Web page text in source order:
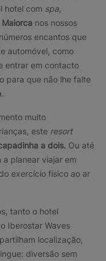
hotel com spa
nos nossos
encantos que
automóvel, como
entrar em contacto
para que não lhe falte
muito
este resort
a dois. Ou até
planear viajar em
exercício físico ao ar
tanto o hotel
Iberostar Waves
localização,
diversão sem